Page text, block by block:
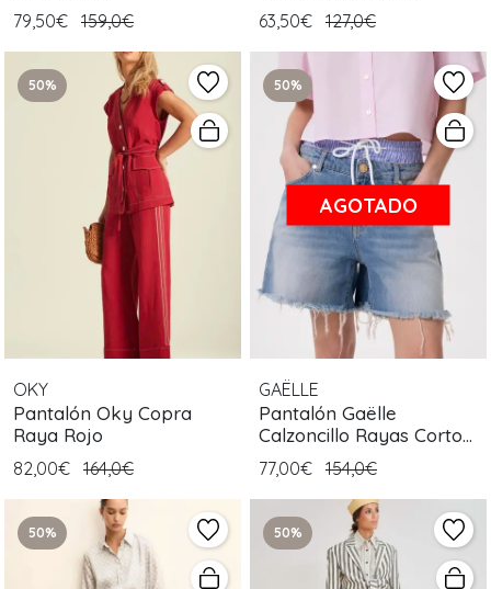
79,50€ 159,0€ 63,50€ 127,0€
50%
OKY
Pantalón Oky Copra
Raya Rojo
82,00€ 164,0€
50%
AGOTADO
GAËLLE
Pantalón Gaëlle
Calzoncillo Rayas Corto
Azul
77,00€ 154,0€
50% 50%